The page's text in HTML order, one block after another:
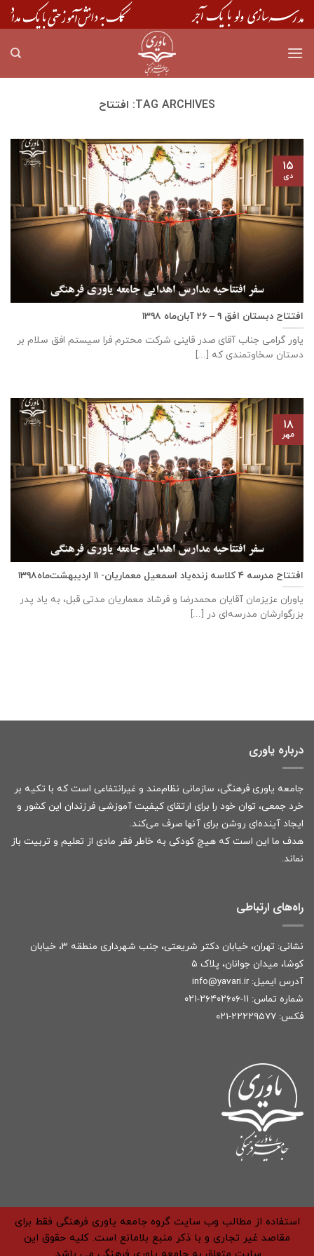
Skip
to
TAG ARCHIVES: افتتاح
افتتاح دبستان افق ۹ – ۲۶ آبان‌ماه ۱۳۹۸
یاور گرامی جناب آقای صدر قاینی شرکت محترم فرا سیستم افق سلام بر
دستان سخاوتمندی که [...]
۱۵
دی
افتتاح مدرسه ٤ كلاسه زنده‌یاد اسمعیل معماریان- ۱۱ اردیبهشت‌ماه۱۳۹۸
یاوران عزیزمان آقایان محمدرضا و فرشاد معماریان مدتی قبل، به یاد پدر
بزرگوارشان مدرسه‌ای در [...]
۱۸
مهر
درباره یاوری
جامعه یاوری فرهنگی، سازمانی نظام‌مند و غیرانتفاعی است که با تکیه بر
خرد جمعی، توان خود را برای ارتقای کیفیت آموزشی فرزندان این کشور و
ایجاد آینده‌ای روشن برای آنها صرف می‌کند.
هدف ما این است که هیچ کودکی به خاطر فقر مادی از تعلیم و تربیت باز
نماند.
راه‌های ارتباطی
نشانی: تهران، خیابان دکتر شریعتی، جنب شهرداری منطقه ۳، خیابان
کوشا، میدان جوانان، پلاک ۵
آدرس ایمیل: info@yavari.ir
شماره تماس: ۱۱-۲۶۴۰۲۶۰۶-۰۲۱
فکس: ۲۲۲۲۹۵۷۷-۰۲۱
استفاده از مطالب وب سایت گروه جامعه یاوری فرهنگی فقط برای
مقاصد غیر تجاری و با ذکر منبع بلامانع است. کلیه حقوق این